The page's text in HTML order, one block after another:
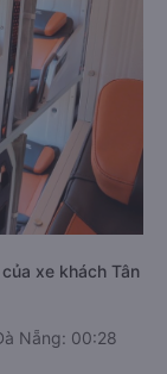
xe khách Tân
Nẵng: 00:28